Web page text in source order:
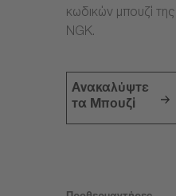
κωδικών μπουζί της
NGK.
Ανακαλύψτε
τα Μπουζί